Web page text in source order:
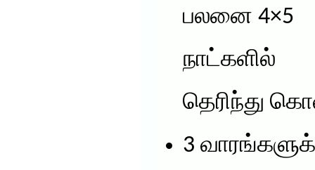
பலனை 4×5
நாட்களில்
தெரிந்து
3